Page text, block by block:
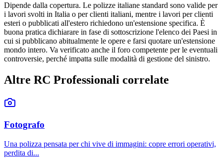
Dipende dalla copertura. Le polizze italiane standard sono valide per
i lavori svolti in Italia o per clienti italiani, mentre i lavori per clienti
esteri o pubblicati all'estero richiedono un'estensione specifica. È
buona pratica dichiarare in fase di sottoscrizione l'elenco dei Paesi in
cui si pubblicano abitualmente le opere e farsi quotare un'estensione
mondo intero. Va verificato anche il foro competente per le eventuali
controversie, perché impatta sulle modalità di gestione del sinistro.
Altre RC Professionali correlate
Fotografo
Una polizza pensata per chi vive di immagini: copre errori operativi,
perdita di...